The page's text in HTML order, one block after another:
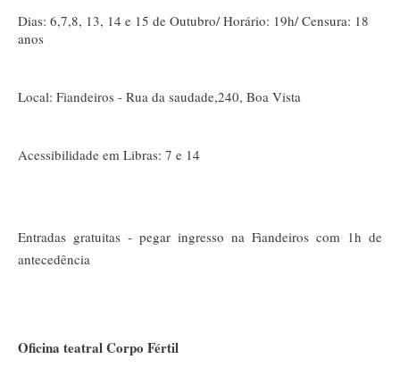
Dias: 6,7,8, 13, 14 e 15 de Outubro/ Horário: 19h/ Censura: 18
anos
Local: Fiandeiros - Rua da saudade,240, Boa Vista
Acessibilidade em Libras: 7 e 14
Entradas gratuitas - pegar ingresso naFiandeiros com 1h de
antecedência
Oficina teatral Corpo Fértil